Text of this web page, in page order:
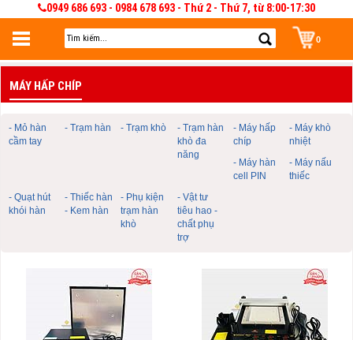
0949 686 693 - 0984 678 693 - Thứ 2 - Thứ 7, từ 8:00-17:30
0
Đăng nhập
Đăng nhập để lưu giỏ hàng 30 ngày. Có thể sửa và quản lý giỏ hàng và đơn
hàng
MÁY HẤP CHÍP
- Mỏ hàn
cầm tay
- Trạm hàn - Trạm khò
- Trạm hàn
khò đa
năng
- Máy hấp
chíp
- Máy khò
nhiệt
- Máy hàn
cell PIN
- Máy nấu
thiếc
- Quạt hút
khói hàn
- Thiếc hàn
- Kem hàn
- Phụ kiện
trạm hàn
khò
- Vật tư
tiêu hao -
chất phụ
trợ